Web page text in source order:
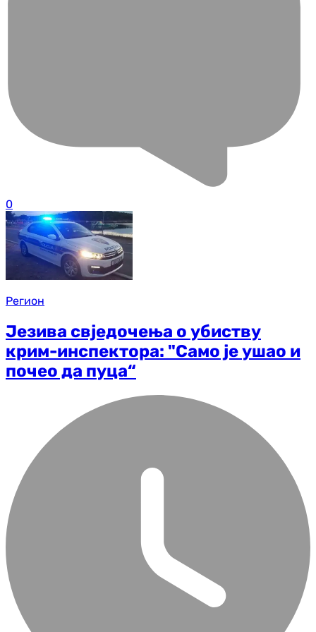
0
Регион
Језива свједочења о убиству
крим-инспектора: "Само је ушао и
почео да пуца“